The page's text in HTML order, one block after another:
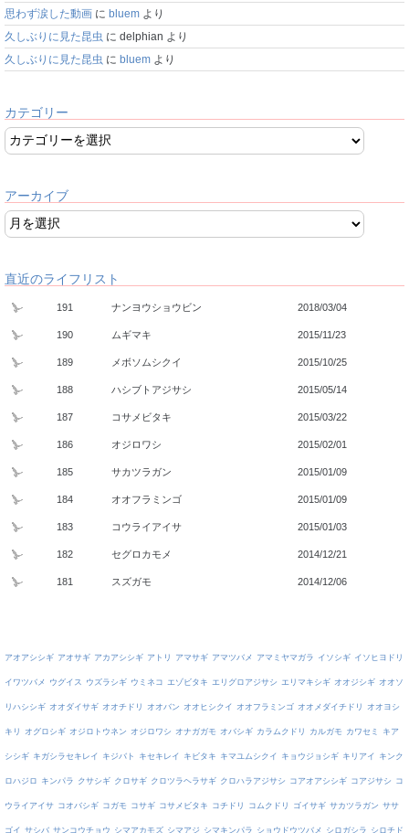
思わず涙した動画 に bluem より
久しぶりに見た昆虫 に delphian より
久しぶりに見た昆虫 に bluem より
カテゴリー
アーカイブ
直近のライフリスト
191 ナンヨウショウビン 2018/03/04
190 ムギマキ 2015/11/23
189 メボソムシクイ 2015/10/25
188 ハシブトアジサシ 2015/05/14
187 コサメビタキ 2015/03/22
186 オジロワシ 2015/02/01
185 サカツラガン 2015/01/09
184 オオフラミンゴ 2015/01/09
183 コウライアイサ 2015/01/03
182 セグロカモメ 2014/12/21
181 スズガモ 2014/12/06
アオアシシギ アオサギ アカアシシギ アトリ アマサギ アマツバメ アマミヤマガラ イソシギ イソヒヨドリ
イワツバメ ウグイス ウズラシギ ウミネコ エゾビタキ エリグロアジサシ エリマキシギ オオジシギ オオソ
リハシシギ オオダイサギ オオチドリ オオバン オオヒシクイ オオフラミンゴ オオメダイチドリ オオヨシ
キリ オグロシギ オジロトウネン オジロワシ オナガガモ オバシギ カラムクドリ カルガモ カワセミ キア
シシギ キガシラセキレイ キジバト キセキレイ キビタキ キマユムシクイ キョウジョシギ キリアイ キンク
ロハジロ キンパラ クサシギ クロサギ クロツラヘラサギ クロハラアジサシ コアオアシシギ コアジサシ コ
ウライアイサ コオバシギ コガモ コサギ コサメビタキ コチドリ コムクドリ ゴイサギ サカツラガン ササ
ゴイ サシバ サンコウチョウ シマアカモズ シマアジ シマキンパラ ショウドウツバメ シロガシラ シロチド